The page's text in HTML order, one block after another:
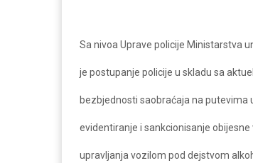
Sa nivoa Uprave policije Ministarstva
je postupanje policije u skladu sa
bezbjednosti saobraćaja na putevima
evidentiranje i sankcionisanje
upravljanja vozilom pod dejstvom